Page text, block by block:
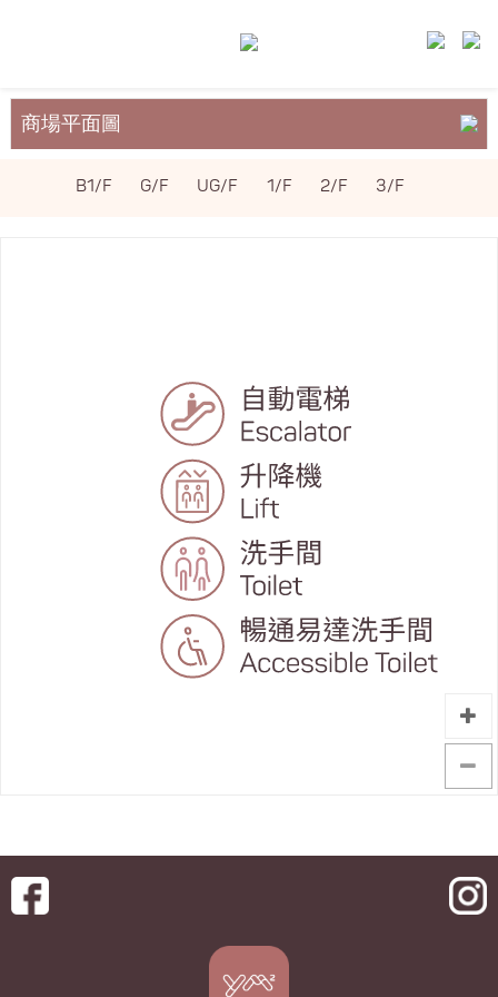
商場平面圖
關於裕民坊
B1/F G/F UG/F 1/F 2/F 3/F